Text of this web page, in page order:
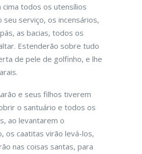
cima todos os utensílios
seu serviço, os incensários,
as bacias, todos os
Estenderão sobre tudo
de pele de golfinho, e lhe
e seus filhos tiverem
o santuário e todos os
ao levantarem o
os caatitas virão levá-los,
nas coisas santas, para